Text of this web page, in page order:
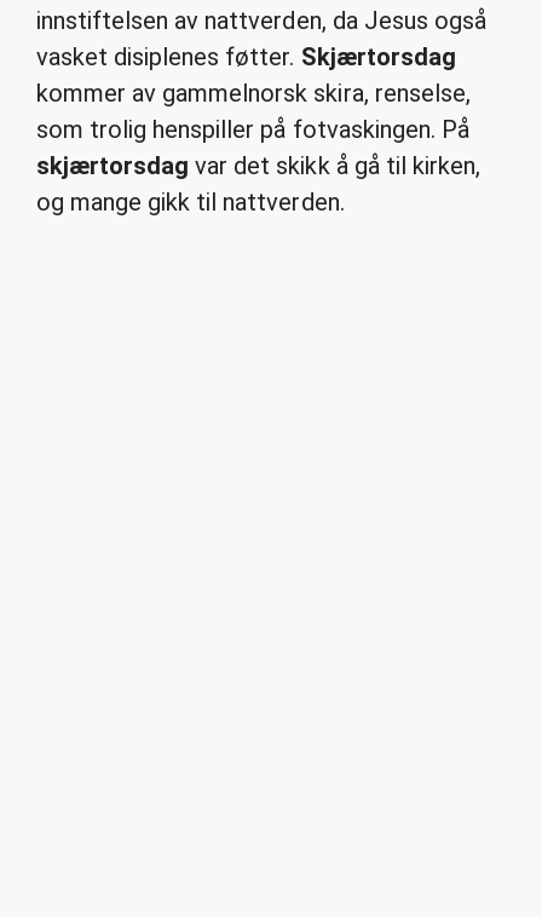
innstiftelsen av nattverden, da Jesus også
vasket disiplenes føtter. Skjærtorsdag
kommer av gammelnorsk skira, renselse,
som trolig henspiller på fotvaskingen. På
skjærtorsdag var det skikk å gå til kirken,
og mange gikk til nattverden.